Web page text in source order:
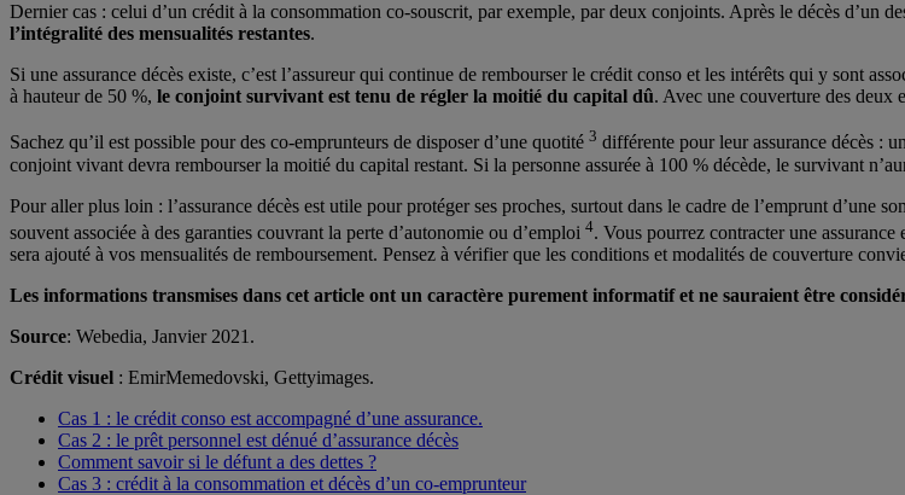
Dernier cas : celui d’un crédit à la consommation co-souscrit, par exemple, par deux conjoints. Après le décès d’un
l’intégralité des mensualités restantes.
Si une assurance décès existe, c’est l’assureur qui continue de rembourser le crédit conso et les intérêts qui y sont
à hauteur de 50 %, le conjoint survivant est tenu de régler la moitié du capital dû. Avec une couverture des deux
Sachez qu’il est possible pour des co-emprunteurs de disposer d’une quotité 3 différente pour leur assurance décès :
conjoint vivant devra rembourser la moitié du capital restant. Si la personne assurée à 100 % décède, le survivant
Pour aller plus loin : l’assurance décès est utile pour protéger ses proches, surtout dans le cadre de l’emprunt d’une
souvent associée à des garanties couvrant la perte d’autonomie ou d’emploi 4. Vous pourrez contracter une
sera ajouté à vos mensualités de remboursement. Pensez à vérifier que les conditions et modalités de couverture
Les informations transmises dans cet article ont un caractère purement informatif et ne sauraient être
Source: Webedia, Janvier 2021.
Crédit visuel : EmirMemedovski, Gettyimages.
Cas 1 : le crédit conso est accompagné d’une assurance.
Cas 2 : le prêt personnel est dénué d’assurance décès
Comment savoir si le défunt a des dettes ?
Cas 3 : crédit à la consommation et décès d’un co-emprunteur